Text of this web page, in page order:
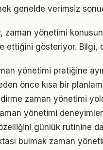
genelde verimsiz
zaman yönetimi
ettiğini gösteriyor. Bilgi,
yönetimi pratiğine
önce kısa bir
zaman yönetimi
yönetimi
günlük rutinine
bulmak zaman